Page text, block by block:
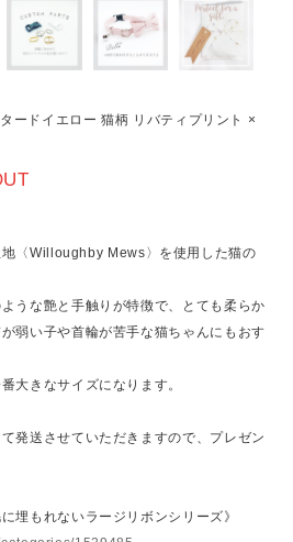
ードイエロー 猫柄 リバティプリント ×
〈Willoughby Mews〉を使用した猫の
うな艶と手触りが特徴で、とても柔らか
弱い子や首輪が苦手な猫ちゃんにもおす
大きなサイズになります。
発送させていただきますので、プレゼン
埋もれないラージリボンシリーズ》